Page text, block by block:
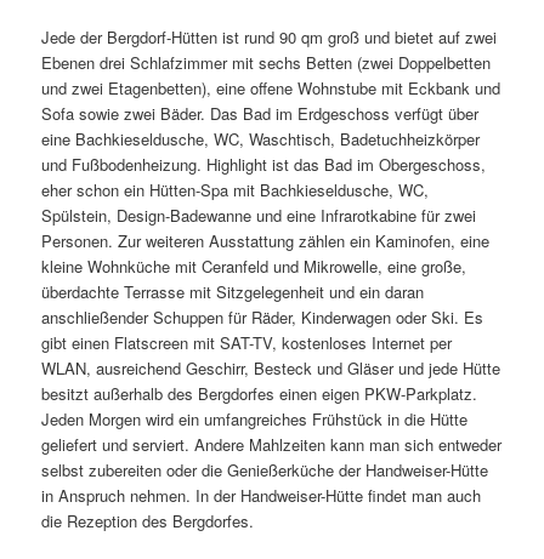
Jede der Bergdorf-Hütten ist rund 90 qm groß und bietet auf zwei
Ebenen drei Schlafzimmer mit sechs Betten (zwei Doppelbetten
und zwei Etagenbetten), eine offene Wohnstube mit Eckbank und
Sofa sowie zwei Bäder. Das Bad im Erdgeschoss verfügt über
eine Bachkieseldusche, WC, Waschtisch, Badetuchheizkörper
und Fußbodenheizung. Highlight ist das Bad im Obergeschoss,
eher schon ein Hütten-Spa mit Bachkieseldusche, WC,
Spülstein, Design-Badewanne und eine Infrarotkabine für zwei
Personen. Zur weiteren Ausstattung zählen ein Kaminofen, eine
kleine Wohnküche mit Ceranfeld und Mikrowelle, eine große,
überdachte Terrasse mit Sitzgelegenheit und ein daran
anschließender Schuppen für Räder, Kinderwagen oder Ski. Es
gibt einen Flatscreen mit SAT-TV, kostenloses Internet per
WLAN, ausreichend Geschirr, Besteck und Gläser und jede Hütte
besitzt außerhalb des Bergdorfes einen eigen PKW-Parkplatz.
Jeden Morgen wird ein umfangreiches Frühstück in die Hütte
geliefert und serviert. Andere Mahlzeiten kann man sich entweder
selbst zubereiten oder die Genießerküche der Handweiser-Hütte
in Anspruch nehmen. In der Handweiser-Hütte findet man auch
die Rezeption des Bergdorfes.